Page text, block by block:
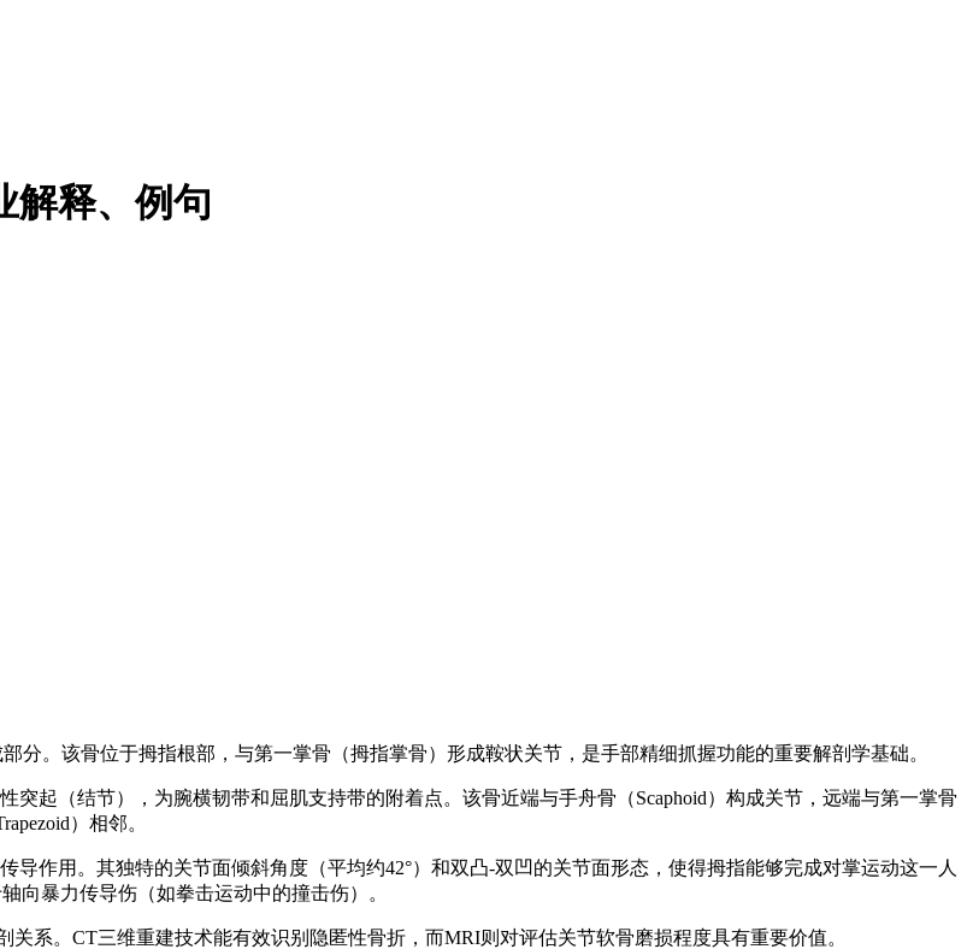
解释、例句
分。该骨位于拇指根部，与第一掌骨（拇指掌骨）形成鞍状关节，是手部精细抓握功能的重要解剖学基础。
起（结节），为腕横韧带和屈肌支持带的附着点。该骨近端与手舟骨（Scaphoid）构成关节，远端与第一掌骨
）相邻。
作用。其独特的关节面倾斜角度（平均约42°）和双凸-双凹的关节面形态，使得拇指能够完成对掌运动这一人
向暴力传导伤（如拳击运动中的撞击伤）。
系。CT三维重建技术能有效识别隐匿性骨折，而MRI则对评估关节软骨磨损程度具有重要价值。